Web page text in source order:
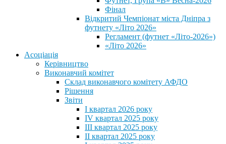
Фінал
Відкритий Чемпіонат міста Дніпра з
футнету «Літо 2026»
Регламент (футнет «Літо-2026»)
«Літо 2026»
Асоціація
Керівництво
Виконавчий комітет
Склад виконавчого комітету АФДО
Рішення
Звіти
I квартал 2026 року
IV квартал 2025 року
III квартал 2025 року
II квартал 2025 року